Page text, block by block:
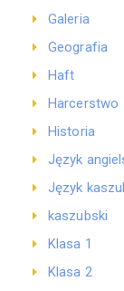
Galeria
Geografia
Haft
Harcerstwo
Historia
Język
Język
kaszubski
Klasa 1
Klasa 2